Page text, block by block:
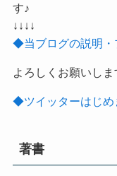
す♪
↓↓↓↓
◆当ブログの説明
よろしくお願いし
◆ツイッターはじ
著書